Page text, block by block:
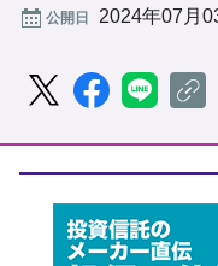
公開日